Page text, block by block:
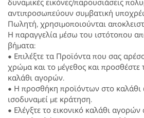
δυναμικές εικόνες/παρουσιάσεις
αντιπροσωπεύουν συμβατική
Πωλητή, χρησιμοποιούνται
Η παραγγελία μέσω του ιστότοπου
βήματα:
• Επιλέξτε τα Προϊόντα που σας
χρώμα και το μέγεθος και προσθέστε
καλάθι αγορών.
• Η προσθήκη προϊόντων στο
ισοδυναμεί με κράτηση.
• Ελέγξτε το εικονικό καλάθι